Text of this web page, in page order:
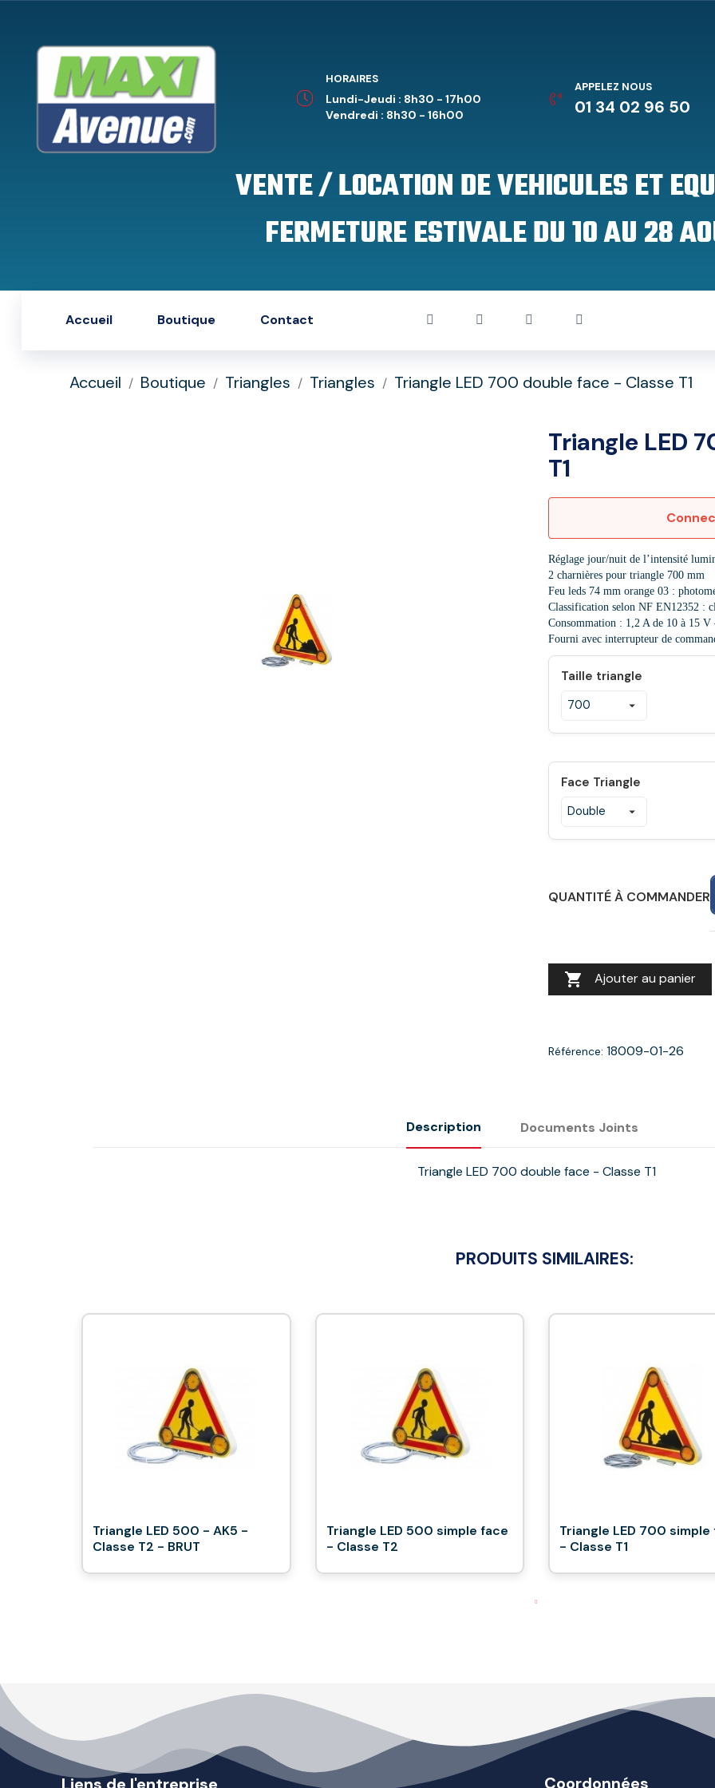
HORAIRES
Lundi-Jeudi : 8h30 - 17h00
Vendredi : 8h30 - 16h00
APPELEZ NOUS
01 34 02 96 50
VENTE / LOCATION DE VEHICULES ET
FERMETURE ESTIVALE DU 10 AU 28
Accueil Boutique Contact
Accueil Boutique Triangles Triangles Triangle LED 700 double face - Classe T1
Triangle LED
T1
Réglage jour/nuit de l’intensité
2 charnières pour triangle 700 mm
Feu leds 74 mm orange 03 :
Classification selon NF EN12352 :
Consommation : 1,2 A de 10 à 15
Fourni avec interrupteur de
Taille triangle
Face Triangle
QUANTITÉ À COMMANDER
 Ajouter au panier
Référence: 18009-01-26
Description Documents Joints
Triangle LED 700 double face - Classe T1
PRODUITS SIMILAIRES:
Triangle LED 500 - AK5 -
Classe T2 - BRUT
Triangle LED 500 simple face
- Classe T2
Triangle LED 700 simple
- Classe T1
Coordonnées